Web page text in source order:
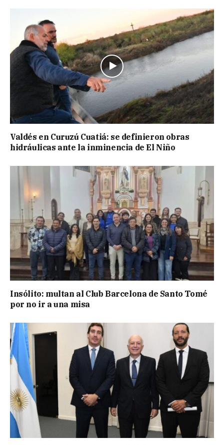
Valdés en Curuzú Cuatiá: se definieron obras
hidráulicas ante la inminencia de El Niño
Insólito: multan al Club Barcelona de Santo Tomé
por no ir a una misa